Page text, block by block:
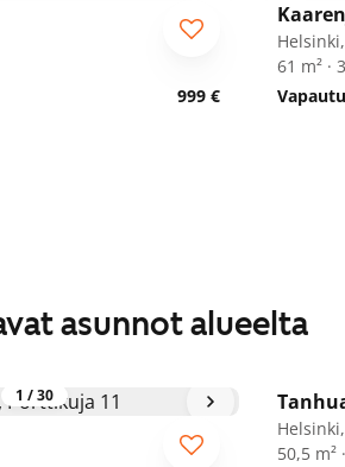
999 €
61 m² ·
asunnot alueelta
1 /30
50,5 m²